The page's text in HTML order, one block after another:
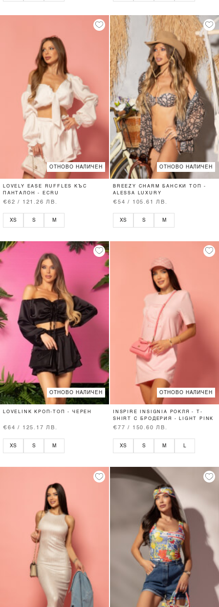
ОТНОВО НАЛИЧЕН
LOVELY EASE RUFFLES КЪС
ПАНТАЛОН - ECRU
€62 / 121.26 ЛВ.
XS S M
ОТНОВО НАЛИЧЕН
BREEZY CHARM БАНСКИ ТОП -
ALESSA LUXURY
€54 / 105.61 ЛВ.
XS S M
ОТНОВО НАЛИЧЕН
LOVELINK КРОП-ТОП - ЧЕРЕН
€64 / 125.17 ЛВ.
XS S M
ОТНОВО НАЛИЧЕН
INSPIRE INSIGNIA РОКЛЯ - T-
SHIRT С БРОДЕРИЯ - LIGHT PINK
€77 / 150.60 ЛВ.
XS S M L